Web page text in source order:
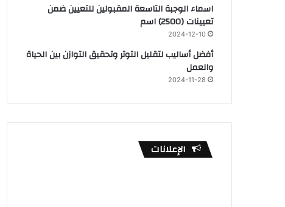
اسماء الوجبة التاسعة المقبولين للتعيين ضمن
تعيينات (2500) اسم
2024-12-10
أفضل أساليب لتقليل التوتر وتحقيق التوازن بين الحياة
والعمل
2024-11-28
الإعلانات